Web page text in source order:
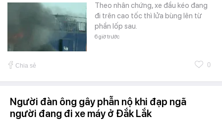
Theo nhân chứng, xe đầu kéo đang
đi trên cao tốc thì lửa bùng lên từ
phần lốp sau.
6 giờ trước
Chia sẻ 0
Người đàn ông gây phẫn nộ khi đạp ngã
người đang đi xe máy ở Đắk Lắk